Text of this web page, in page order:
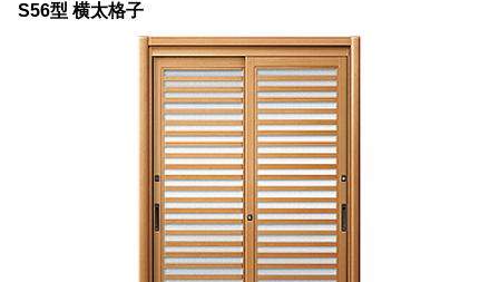
S56型 横太格子